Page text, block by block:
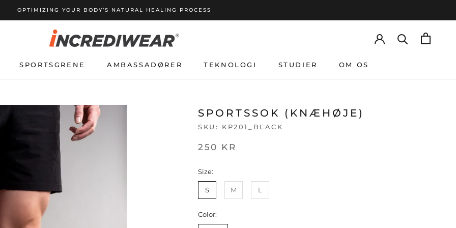
OPTIMIZING YOUR BODY’S NATURAL HEALING PROCESS
SPORTSGRENE
AMBASSADØRER
TEKNOLOGI
STUDIER
OM OS
SPORTSSOK (KNÆHØJE)
SKU: KP201_BLACK
250 KR
Size:
S M L
Color: